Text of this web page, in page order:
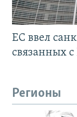
ЕС ввел
связанных
Регионы